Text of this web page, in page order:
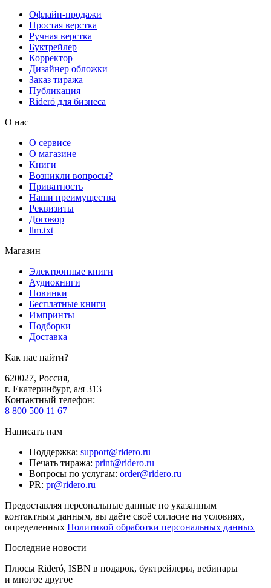
Офлайн-продажи
Простая верстка
Ручная верстка
Буктрейлер
Корректор
Дизайнер обложки
Заказ тиража
Публикация
Rideró для бизнеса
О нас
О сервисе
О магазине
Книги
Возникли вопросы?
Приватность
Наши преимущества
Реквизиты
Договор
llm.txt
Магазин
Электронные книги
Аудиокниги
Новинки
Бесплатные книги
Импринты
Подборки
Доставка
Как нас найти?
620027, Россия,
г. Екатеринбург, а/я 313
Контактный телефон:
8 800 500 11 67
Написать нам
Поддержка: support@ridero.ru
Печать тиража: print@ridero.ru
Вопросы по услугам: order@ridero.ru
PR: pr@ridero.ru
Предоставляя персональные данные по указанным
контактным данным, вы даёте своё согласие на условиях,
определенных Политикой обработки персональных данных
Последние новости
Плюсы Rideró, ISBN в подарок, буктрейлеры, вебинары
и многое другое